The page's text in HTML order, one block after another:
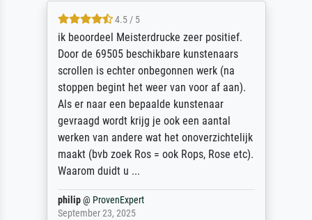
4.5 / 5
ik beoordeel Meisterdrucke zeer positief.
Door de 69505 beschikbare kunstenaars
scrollen is echter onbegonnen werk (na
stoppen begint het weer van voor af aan).
Als er naar een bepaalde kunstenaar
gevraagd wordt krijg je ook een aantal
werken van andere wat het onoverzichtelijk
maakt (bvb zoek Ros = ook Rops, Rose etc).
Waarom duidt u ...
philip@ ProvenExpert
September 23, 2025